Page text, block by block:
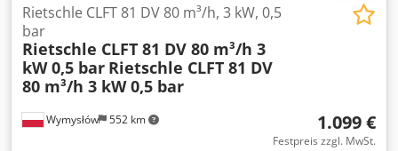
Vakuumförderanlagen, Laborgeräten, Technologieanlagen.
Vorteile robuste, deutsche Konstruktion, hohe
Förderleistung von 25 m³/h, langlebige, ölgeschmierte
Flügelzellenpumpe, Ölstandsanzeige zur einfachen
Überwachung des Betriebs, Dedezi Hf Aopfx Af Tjkr
Wymysłów 552 km
Rietschle CLFT 81 DV 80 m³/h, 3 kW, 0,5
bar
Rietschle CLFT 81 DV 80 m³/h 3
kW 0,5 bar Rietschle CLFT 81 DV
80 m³/h 3 kW 0,5 bar
1.099 €
Festpreis zzgl. MwSt.